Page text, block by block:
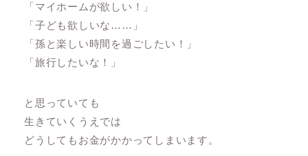
「マイホームが欲しい！」
「子ども欲しいな……」
「孫と楽しい時間を過ごしたい！」
「旅行したいな！」
と思っていても
生きていくうえでは
どうしてもお金がかかってしまいます。